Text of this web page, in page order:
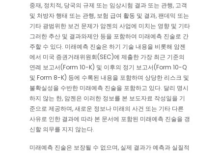
중재, 정치적, 당국의 규제 또는 임상시험 결과 또는 관행, 고객
및 처방자 행태 또는 관행, 보험 급여 활동 및 결과, 팬데믹 또는
기타 광범위한 보건 문제가 암젠의 사업에 미치는 영향 및 기타
그러한 추산 및 결과와제안 등을 포함하여 미래예측 진술로 간
주할 수 있다. 미래예측 진술은 하기 기술 내용을 비롯해 암젠
에서 미국 증권거래위원회(SEC)에 제출한 가장 최근 기준의
연례 보고서(Form 10-K) 및 이후의 정기 보고서(Form 10-Q
및 Form 8-K) 등에 수록된 내용을 포함하며 상당한 리스크 및
불확실성을 수반한 미래예측 진술을 포함하고 있다. 달리 명시
하지 않는 한, 암젠은 이러한 정보를 본 보도자료 작성일을 기
준으로 제공하며, 새로운 정보나 미래의 사건 또는 기타 다른
사유로 인한 결과에 따라 본 문서에 포함된 미래예측 진술을 갱
신할 의무를 지지 않는다.
미래예측 진술은 보장될 수 없으며, 실제 결과가 예측과 실질적